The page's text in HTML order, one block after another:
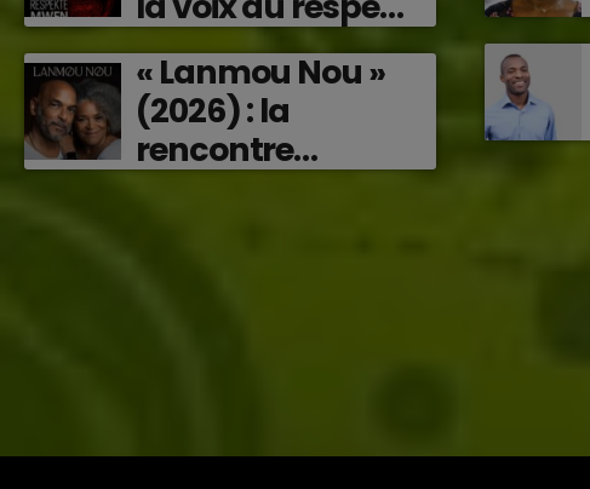
musique (2026)
‘2026)
« Lanmou Nou »
(2026) : la
rencontre